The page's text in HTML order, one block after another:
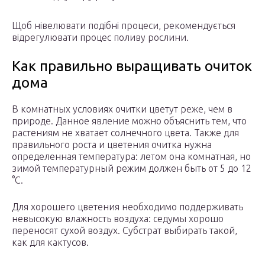
Щоб нівелювати подібні процеси, рекомендується
відрегулювати процес поливу рослини.
Как правильно выращивать очиток
дома
В комнатных условиях очитки цветут реже, чем в
природе. Данное явление можно объяснить тем, что
растениям не хватает солнечного цвета. Также для
правильного роста и цветения очитка нужна
определенная температура: летом она комнатная, но
зимой температурный режим должен быть от 5 до 12
°С.
Для хорошего цветения необходимо поддерживать
невысокую влажность воздуха: седумы хорошо
переносят сухой воздух. Субстрат выбирать такой,
как для кактусов.